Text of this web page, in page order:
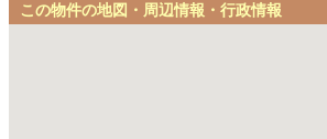
この物件の地図・周辺情報・行政情報